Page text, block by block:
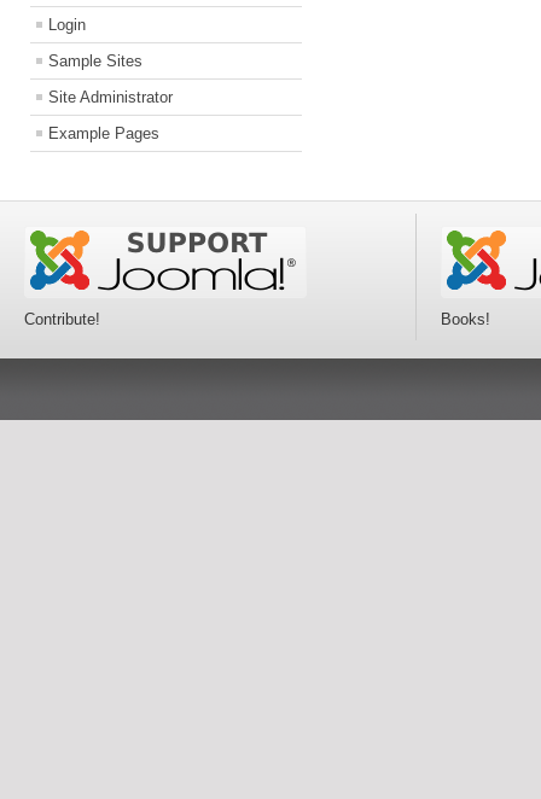
Login
Sample Sites
Site Administrator
Example Pages
Contribute! Books!